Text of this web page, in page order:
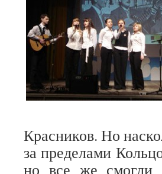
Красников. Но
за пределами
но все же смогли